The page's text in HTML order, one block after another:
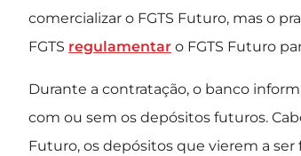
comercializar o FGTS Futuro, mas o
FGTS regulamentar o FGTS Futuro
Durante a contratação, o banco
com ou sem os depósitos futuros.
Futuro, os depósitos que vierem a